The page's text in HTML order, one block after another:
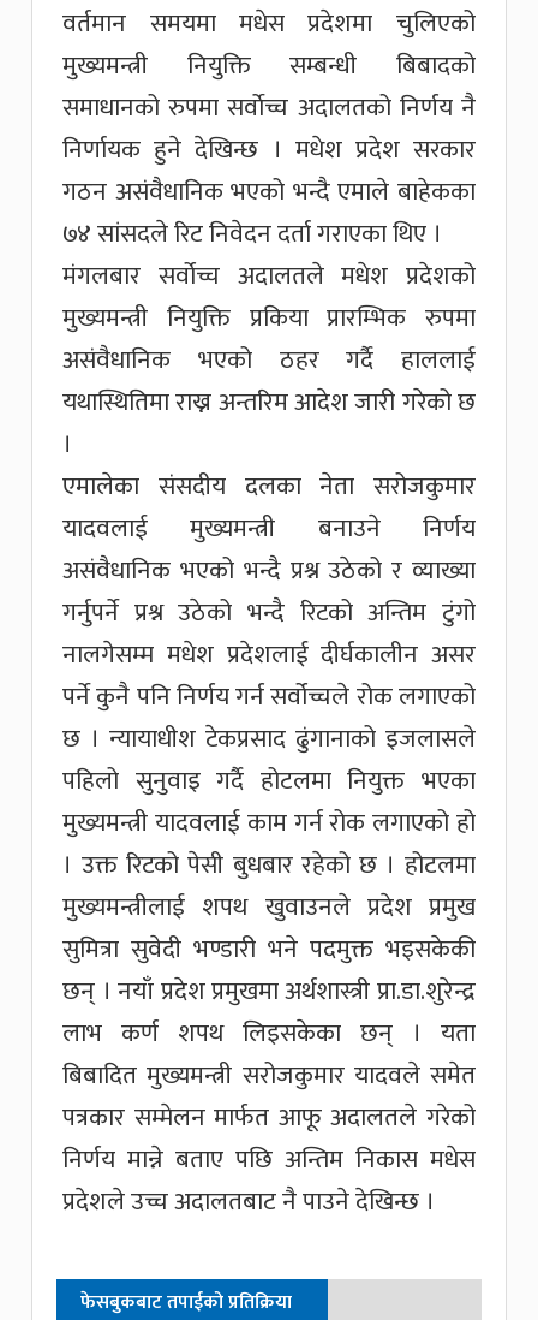
वर्तमान समयमा मधेस प्रदेशमा चुलिएको
मुख्यमन्त्री नियुक्ति सम्बन्धी बिबादको
समाधानको रुपमा सर्वाेच्च अदालतको निर्णय नै
निर्णायक हुने देखिन्छ । मधेश प्रदेश सरकार
गठन असंवैधानिक भएको भन्दै एमाले बाहेकका
७४ सांसदले रिट निवेदन दर्ता गराएका थिए ।
मंगलबार सर्वोच्च अदालतले मधेश प्रदेशको
मुख्यमन्त्री नियुक्ति प्रकिया प्रारम्भिक रुपमा
असंवैधानिक भएको ठहर गर्दै हाललाई
यथास्थितिमा राख्न अन्तरिम आदेश जारी गरेको छ
।
एमालेका संसदीय दलका नेता सरोजकुमार
यादवलाई मुख्यमन्त्री बनाउने निर्णय
असंवैधानिक भएको भन्दै प्रश्न उठेको र व्याख्या
गर्नुपर्ने प्रश्न उठेको भन्दै रिटको अन्तिम टुंगो
नालगेसम्म मधेश प्रदेशलाई दीर्घकालीन असर
पर्ने कुनै पनि निर्णय गर्न सर्वोच्चले रोक लगाएको
छ । न्यायाधीश टेकप्रसाद ढुंगानाको इजलासले
पहिलो सुनुवाइ गर्दै होटलमा नियुक्त भएका
मुख्यमन्त्री यादवलाई काम गर्न रोक लगाएको हो
। उक्त रिटको पेसी बुधबार रहेको छ । होटलमा
मुख्यमन्त्रीलाई शपथ खुवाउनले प्रदेश प्रमुख
सुमित्रा सुवेदी भण्डारी भने पदमुक्त भइसकेकी
छन् । नयाँ प्रदेश प्रमुखमा अर्थशास्त्री प्रा.डा.शुरेन्द्र
लाभ कर्ण शपथ लिइसकेका छन् । यता
बिबादित मुख्यमन्त्री सरोजकुमार यादवले समेत
पत्रकार सम्मेलन मार्फत आफू अदालतले गरेको
निर्णय मान्ने बताए पछि अन्तिम निकास मधेस
प्रदेशले उच्च अदालतबाट नै पाउने देखिन्छ ।
फेसबुकबाट तपाईको प्रतिक्रिया